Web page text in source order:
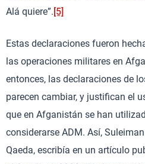
Alá quiere”. [5]
Estas declaraciones fueron
las operaciones militares en
entonces, las declaraciones de
parecen cambiar, y justifican el
que en Afganistán se han
considerarse ADM. Así,
Qaeda, escribía en un artículo